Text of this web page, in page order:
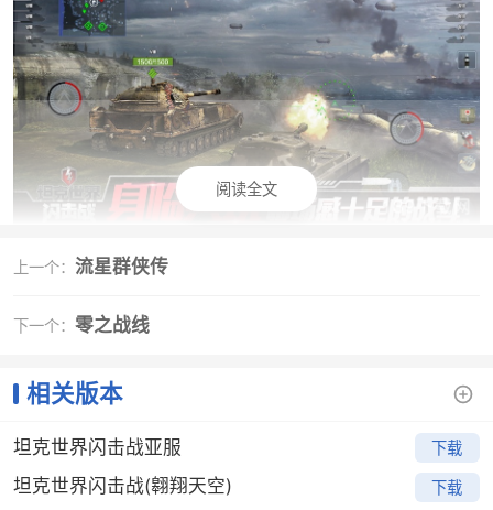
游戏亮点
·【军团集结，寻找你的铁血战友】
霸全服
·【即时对战，多种玩法等你探索】
游戏还包含有多种玩法，获胜方式也是多种多样，在实
际游戏中，玩家可以通过自己高超的对战技巧击败对
阅读全文
上一个： 流星群侠传
下一个： 零之战线
相关版本
坦克世界闪击战亚服 下载
坦克世界闪击战(翱翔天空) 下载